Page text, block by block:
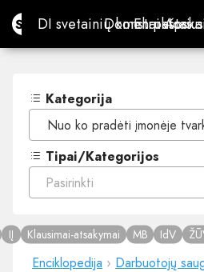
Site.proDI svetainių konstruktorius
DI svetainių konstruktorius
Domenai
DomenaiEl. paštas
El. paštas
Kategorija
Nuo ko pradėti įmonėje
Tipai/Kategorijos
Pasirinkti
Enciklopedija › Darbuotojų
IĮ Klausimai-atsakymai MB IdV